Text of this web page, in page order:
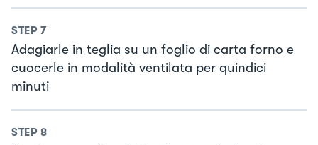
STEP 7
Adagiarle in teglia su un foglio di carta forno e
cuocerle in modalità ventilata per quindici
minuti
STEP 8